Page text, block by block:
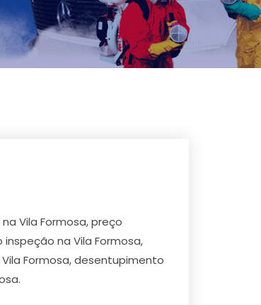
Vila Formosa, preço
na Vila Formosa,
Formosa, desentupimento